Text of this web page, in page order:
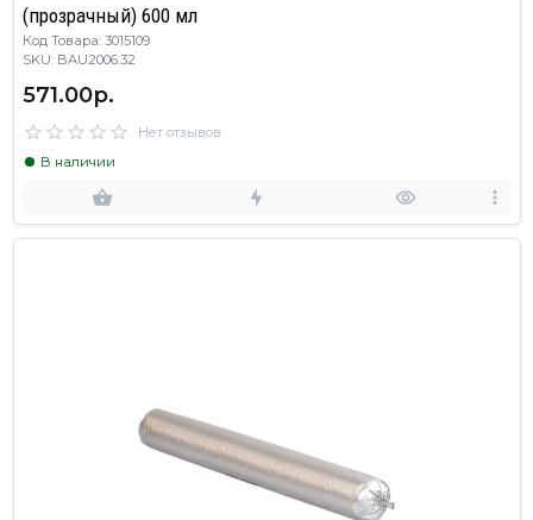
(прозрачный) 600 мл
Код Товара: 3015109
SKU: BAU2006.32
571.00р.
Нет отзывов
В наличии